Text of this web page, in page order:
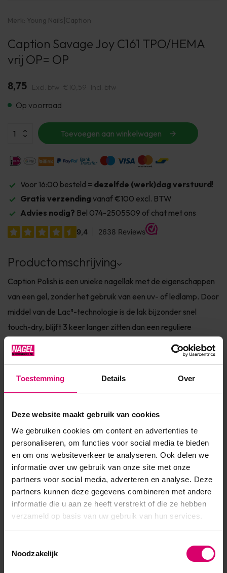
Toestemming Details Over
Deze website maakt gebruik van cookies
We gebruiken cookies om content en advertenties te
personaliseren, om functies voor social media te bieden
en om ons websiteverkeer te analyseren. Ook delen we
informatie over uw gebruik van onze site met onze
partners voor social media, adverteren en analyse. Deze
partners kunnen deze gegevens combineren met andere
informatie die u aan ze heeft verstrekt of die ze hebben
verzameld op basis van uw gebruik van hun services.
Noodzakelijk
Merk: Young Nails|Caption
Caption Savage Joy C161 TPO/HEMA
vrij OP= OP
8,75 Excl. btw €10,59 Incl. btw
Op voorraad
Toevoegen aan winkelwagen
Voor 16:00 besteld = dezelfde (werk)dag verstuurd!
Gratis verzending vanaf €100 excl. BTW
Advies nodig? Bel 074-2505509 of chat met ons
Productomschrijving
Caption Polish is een unieke nagellak met de eigenschappen
van een gel, zonder het gebruik van een uv- of ledlamp. Door
middel van de Lac³-technologie is de lak bijzonder snel
touch-dry, blijft 3 keer langer zitten dan een reguliere
nagellak en is intens gepigmenteerd. Hierdoor dekken vrijwel
alle kleuren in één keer. De lak is eenvoudig te ver...
Toon meer
Product specificaties
Artikelnummer 44710
SKU 588114